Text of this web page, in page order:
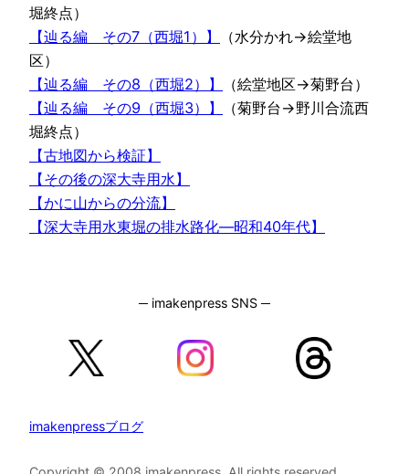
堀終点）
【辿る編 その7（西堀1）】
（水分かれ→絵堂地
区）
【辿る編 その8（西堀2）】
（絵堂地区→菊野台）
【辿る編 その9（西堀3）】
（菊野台→野川合流西
堀終点）
【古地図から検証】
【その後の深大寺用水】
【かに山からの分流】
【深大寺用水東堀の排水路化―昭和40年代】
─ imakenpress SNS ─
imakenpressブログ